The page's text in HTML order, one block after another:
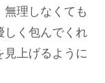
理しなくても
しく包んでくれ
上げるように